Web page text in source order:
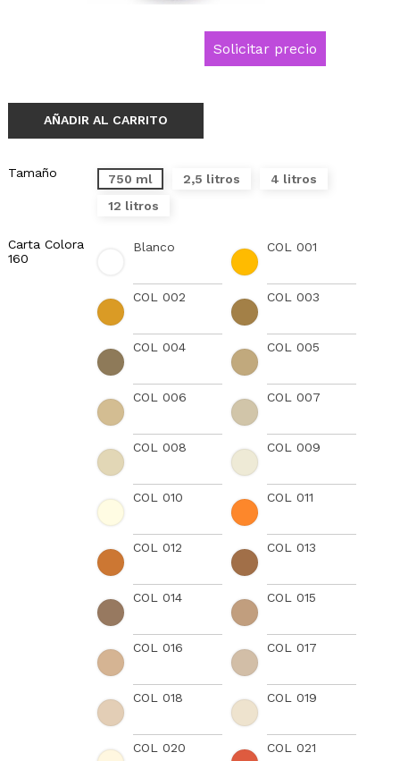
Solicitar precio
AÑADIR AL CARRITO
Tamaño 750 ml 2,5 litros
4 litros
12 litros
Carta Colora
160
Blanco COL 001
COL 002 COL 003
COL 004 COL 005
COL 006 COL 007
COL 008 COL 009
COL 010 COL 011
COL 012 COL 013
COL 014 COL 015
COL 016 COL 017
COL 018 COL 019
COL 020 COL 021